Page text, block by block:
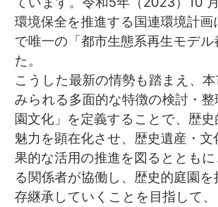
環境保全を推進する国連環境計
で唯一の「都市生態系再生モデ
た。
こうした最新の情勢も踏まえ、
みられる多面的な特徴の検討・
園文化」を定義することで、歴
魅力を顕在化させ、歴史遺産・
果的な活用の推進を図るととも
る関係者が協働し、歴史的庭園
存継承していくことを目指して